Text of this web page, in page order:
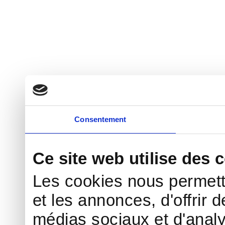
Consentement
Ce site web utilise des
Les cookies nous
et les annonces, d'offrir
médias sociaux et